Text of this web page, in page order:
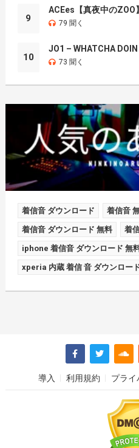
9
ACEes【真夜中のZOO】
79 聞く
10
JO1 – WHATCHA DOIN
73 聞く
着信音 ダウンロード 着信音
着信音 ダウンロード 無料 着
iphone 着信音 ダウンロード 無
xperia 内蔵 着信 音 ダウンロー
導入 利用規約 プライ